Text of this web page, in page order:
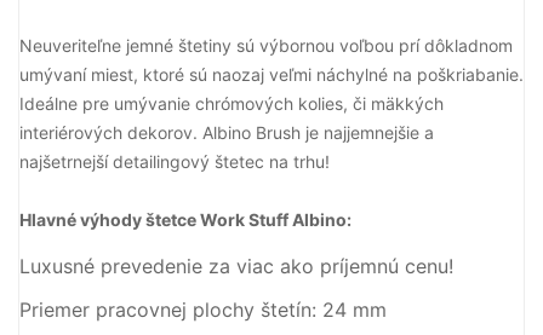
Neuveriteľne jemné štetiny sú výbornou voľbou prí dôkladnom
umývaní miest, ktoré sú naozaj veľmi náchylné na poškriabanie.
Ideálne pre umývanie chrómových kolies, či mäkkých
interiérových dekorov. Albino Brush je najjemnejšie a
najšetrnejší detailingový štetec na trhu!
Hlavné výhody štetce Work Stuff Albino:
Luxusné prevedenie za viac ako príjemnú cenu!
Priemer pracovnej plochy štetín: 24 mm